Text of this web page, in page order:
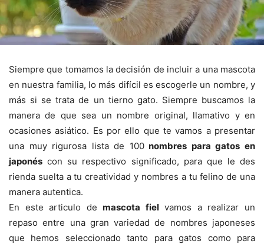
Siempre que tomamos la decisión de incluir a una mascota
en nuestra familia, lo más difícil es escogerle un nombre, y
más si se trata de un tierno gato. Siempre buscamos la
manera de que sea un nombre original, llamativo y en
ocasiones asiático. Es por ello que te vamos a presentar
una muy rigurosa lista de 100nombres para gatos en
japonés con su respectivo significado, para que le des
rienda suelta a tu creatividad y nombres a tu felino de una
manera autentica.
En este articulo demascota fielvamos a realizar un
repaso entre una gran variedad de nombres japoneses
que hemos seleccionado tanto para gatos como para